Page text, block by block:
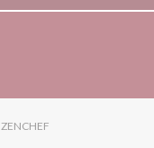
ZENCHEF